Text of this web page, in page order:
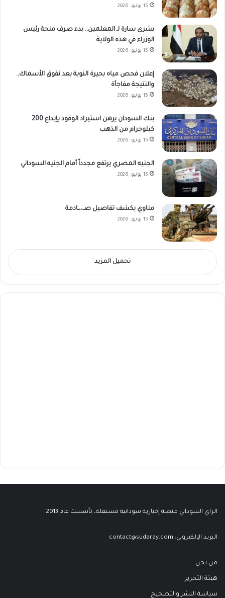
15 يونيو، 2026
بشرى سارة لـ المعلمين.. بدء صرف منحة رئيس
الوزراء في هذه الولاية
15 يونيو، 2026
إعلان فحص مياه بحيرة النوبة بعد نفوق الأسماك..
والنتيجة مفاجأة
15 يونيو، 2026
بنك السودان يرهن استيراد الوقود بإيداع 200
كيلوجرام من الذهب
15 يونيو، 2026
الجنيه المصري يرتفع مجدداً أمام الجنيه السوداني
15 يونيو، 2026
مناوي يكشف تفاصيل صـ،،ـادمة
15 يونيو، 2026
تحميل المزيد
الراي السوداني منصة إخبارية سودانية مستقلة، تأسست عام 2013.
البريد الإلكتروني: contact@sudaray.com
من نحن
هيئة التحرير
سياسة النشر والتصحيح